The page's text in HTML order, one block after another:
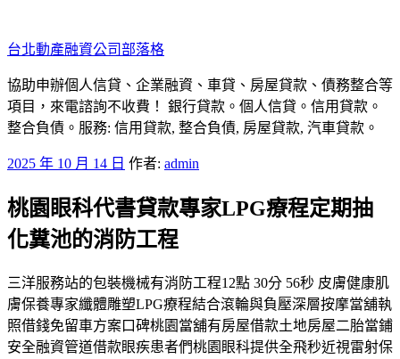
至
主
要
內
容
台北動產融資公司部落格
協助申辦個人信貸、企業融資、車貸、房屋貸款、債務整合等
項目，來電諮詢不收費！ 銀行貸款。個人信貸。信用貸款。
整合負債。服務: 信用貸款, 整合負債, 房屋貸款, 汽車貸款。
發
於
2025 年 10 月 14 日 作者: admin
桃園眼科代書貸款專家LPG療程定期抽
化糞池的消防工程
三洋服務站的包裝機械有消防工程12點 30分 56秒 皮膚健康肌
膚保養專家纖體雕塑LPG療程結合滾輪與負壓深層按摩當舖執
照借錢免留車方案口碑桃園當舖有房屋借款土地房屋二胎當鋪
安全融資管道借款眼疾患者們桃園眼科提供全飛秒近視雷射保